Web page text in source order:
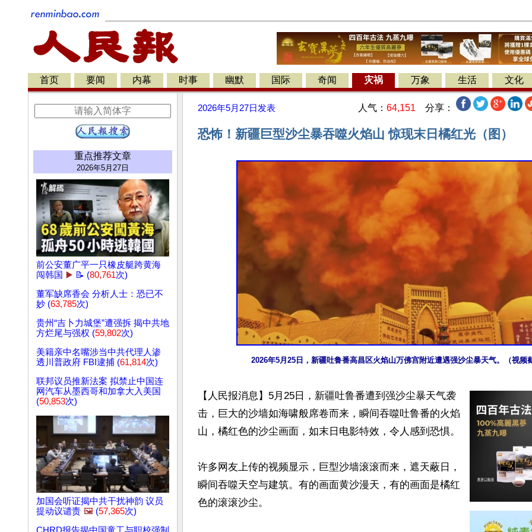
首页 要闻 内幕 时事 幽默 国际 奇闻 灾祸 万象 生活 文化
重点推荐文章
2026年5月27日
前公安董广平一只橡皮艇跨黄海
闯韩国 ▶️ 📝 (80,761次)
董军缺席香会 分析人士：恐已不
妙 (63,785次)
贵州“吉卜力城堡”遭强拆 揭中共地
方烂尾与强权 (59,802次)
美籍亲中名嘴涉当中共代理人渗
透川普政府 FBI逮捕 (61,814次)
联邦议员推新法案 拟禁止中国连
网汽车从墨西哥和加拿大入美国
(50,853次)
加国会听证揭中共干扰神韵 议员
提动议谴责 🖼️ (57,365次)
2026年5月27日 发表 人气： 64,151 分享：
恐怖！新疆巨型沙尘暴吞噬火焰山 惊现末日橘红光（图）
2026年5月25日，新疆吐鲁番高昌区火焰山万佛宫附近遭遇强沙尘暴天气。（视频
【人民报消息】5月25日，新疆吐鲁番遭到强沙尘暴天气袭
击，巨大的沙墙如海啸般席卷而来，瞬间吞噬吐鲁番的火焰
山，橘红色的沙尘画面，如末日电影特效，令人感到恐惧。
许多网友上传的视频显示，巨型沙墙滚滚而来，遮天蔽日，
瞬间吞噬天空与建筑。有的画面黄沙漫天，有的画面是橘红
色的滚滚沙尘。